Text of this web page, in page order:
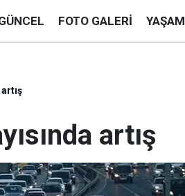
FOTO GALERI YAŞAM
artış